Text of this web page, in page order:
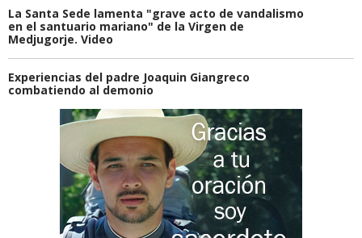
La Santa Sede lamenta "grave acto de vandalismo
en el santuario mariano" de la Virgen de
Medjugorje. Video
Experiencias del padre Joaquin Giangreco
combatiendo al demonio